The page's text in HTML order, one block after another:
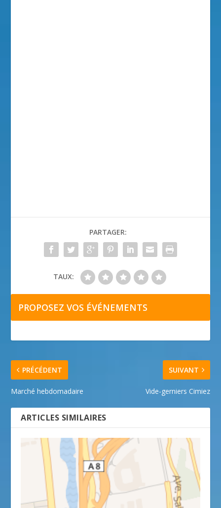
PARTAGER:
TAUX:
PROPOSEZ VOS ÉVÉNEMENTS
PRÉCÉDENT
Marché hebdomadaire
SUIVANT
Vide-gerniers Cimiez
ARTICLES SIMILAIRES